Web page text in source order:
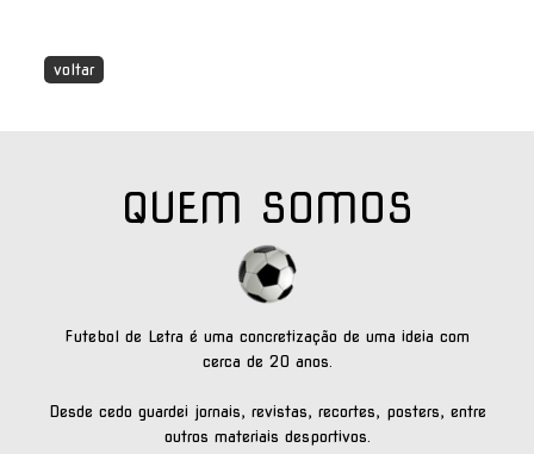
voltar
QUEM SOMOS
Futebol de Letra é uma concretização de uma ideia com
cerca de 20 anos.
Desde cedo guardei jornais, revistas, recortes, posters, entre
outros materiais desportivos.